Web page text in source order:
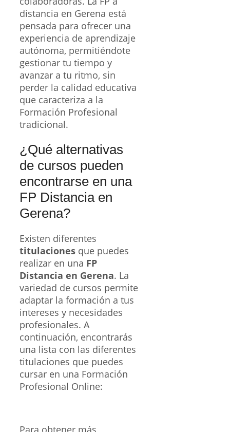
distancia en Gerena está
pensada para ofrecer una
experiencia de aprendizaje
autónoma, permitiéndote
gestionar tu tiempo y
avanzar a tu ritmo, sin
perder la calidad educativa
que caracteriza a la
Formación Profesional
tradicional.
¿Qué alternativas
de cursos pueden
encontrarse en una
FP Distancia en
Gerena?
Existen diferentes
titulaciones que puedes
realizar en una FP
Distancia en Gerena. La
variedad de cursos permite
adaptar la formación a tus
intereses y necesidades
profesionales. A
continuación, encontrarás
una lista con las diferentes
titulaciones que puedes
cursar en una Formación
Profesional Online: